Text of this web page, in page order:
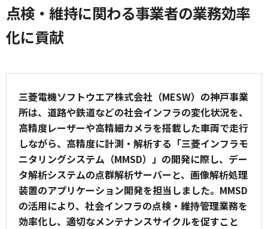
点検・維持に関わる事業者の業務効率
化に貢献
三菱電機ソフトウエア株式会社（MESW）の神戸事業
所は、道路や鉄道などの社会インフラの変化状況を、
高精度レーザーや高精細カメラを搭載した車両で走行
しながら、高精度に計測・解析する「三菱インフラモ
ニタリングシステム（MMSD）」の開発に際し、デー
タ解析システムの点群解析サーバーと、画像解析処理
装置のアプリケーション開発を担当しました。MMSD
の活用により、社会インフラの点検・維持管理業務を
効率化し、適切なメンテナンスサイクルを促すこと